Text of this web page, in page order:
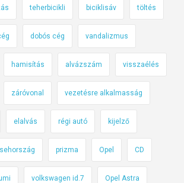
teherbicikli biciklisáv töltés
dobós cég vandalizmus
hamisítás alvázszám visszaélés
záróvonal vezetésre alkalmasság
elalvás régi autó kijelző
prizma Opel CD
volkswagen id.7 Opel Astra